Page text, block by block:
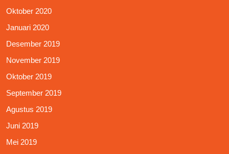
Oktober 2020
Januari 2020
Desember 2019
November 2019
Oktober 2019
September 2019
Agustus 2019
Juni 2019
Mei 2019